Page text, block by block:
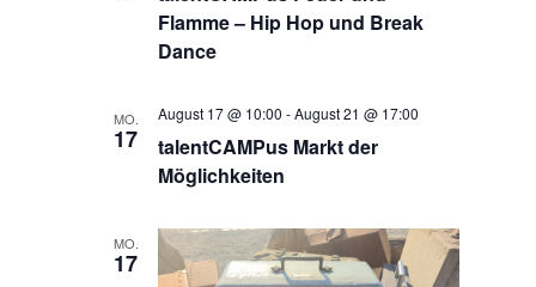
Flamme – Hip Hop und Break
Dance
MO.
17
talentCAMPus Markt der
Möglichkeiten
August 17 @ 10:00 -August 21 @ 17:00
MO.
17